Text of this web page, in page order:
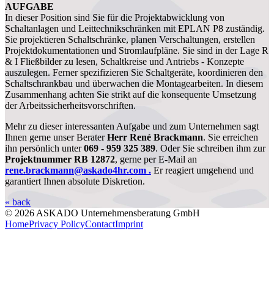
AUFGABE
In dieser Position sind Sie für die Projektabwicklung von
Schaltanlagen und Leittechnikschränken mit EPLAN P8 zuständig.
Sie projektieren Schaltschränke, planen Verschaltungen, erstellen
Projektdokumentationen und Stromlaufpläne. Sie sind in der Lage R
& I Fließbilder zu lesen, Schaltkreise und Antriebs - Konzepte
auszulegen. Ferner spezifizieren Sie Schaltgeräte, koordinieren den
Schaltschrankbau und überwachen die Montagearbeiten. In diesem
Zusammenhang achten Sie strikt auf die konsequente Umsetzung
der Arbeitssicherheitsvorschriften.
Mehr zu dieser interessanten Aufgabe und zum Unternehmen sagt
Ihnen gerne unser BeraterHerr René Brackmann. Sie erreichen
ihn persönlich unter069 - 959 325 389. Oder Sie schreiben ihm zur
Projektnummer RB 12872, gerne per E-Mail an
rene.brackmann@askado4hr.com . Er reagiert umgehend und
garantiert Ihnen absolute Diskretion.
« back
© 2026 ASKADO Unternehmensberatung GmbH
HomePrivacy PolicyContactImprint